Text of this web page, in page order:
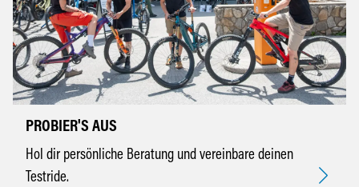
PROBIER'S AUS
Hol dir persönliche Beratung und vereinbare deinen
Testride.